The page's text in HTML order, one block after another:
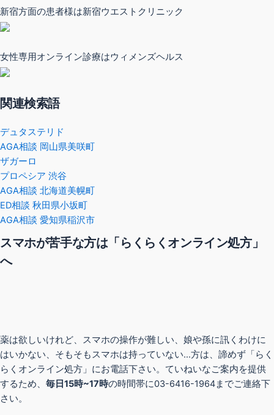
新宿方面の患者様は新宿ウエストクリニック
女性専用オンライン診療はウィメンズヘルス
関連検索語
デュタステリド
AGA相談 岡山県美咲町
ザガーロ
プロペシア 渋谷
AGA相談 北海道美幌町
ED相談 秋田県小坂町
AGA相談 愛知県稲沢市
スマホが苦手な方は「らくらくオンライン処方」
へ
薬は欲しいけれど、スマホの操作が難しい、娘や孫に訊くわけに
はいかない、そもそもスマホは持っていない…方は、諦めず「らく
らくオンライン処方」にお電話下さい。ていねいなご案内を提供
するため、 毎日15時~17時の時間帯に03-6416-1964までご連絡下
さい。